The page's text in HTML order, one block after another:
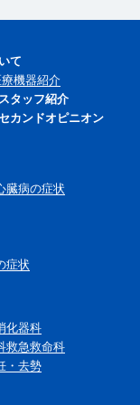
て
機器紹介
タッフ紹介
カンドオピニオン
臓病の症状
症状
化器科
救急救命科
・去勢